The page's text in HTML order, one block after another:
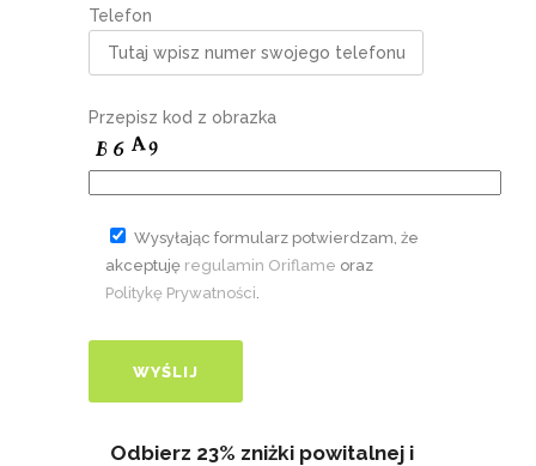
Telefon
Przepisz kod z obrazka
Wysyłając formularz potwierdzam, że
akceptuję regulamin Oriflame oraz
Politykę Prywatności
Odbierz 23% zniżki powitalnej i